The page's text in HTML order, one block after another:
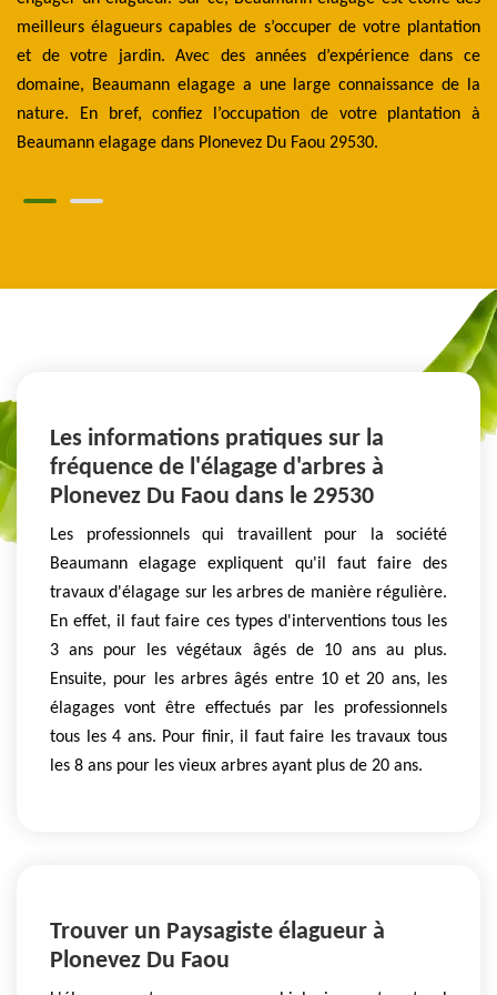
meilleurs élagueurs capables de s’occuper de votre plantation
et de votre jardin. Avec des années d’expérience dans ce
domaine, Beaumann elagage a une large connaissance de la
nature. En bref, confiez l’occupation de votre plantation à
Beaumann elagage dans Plonevez Du Faou 29530.
Les informations pratiques sur la
fréquence de l'élagage d'arbres à
Plonevez Du Faou dans le 29530
Les professionnels qui travaillent pour la société
Beaumann elagage expliquent qu'il faut faire des
travaux d'élagage sur les arbres de manière régulière.
En effet, il faut faire ces types d'interventions tous les
3 ans pour les végétaux âgés de 10 ans au plus.
Ensuite, pour les arbres âgés entre 10 et 20 ans, les
élagages vont être effectués par les professionnels
tous les 4 ans. Pour finir, il faut faire les travaux tous
les 8 ans pour les vieux arbres ayant plus de 20 ans.
Trouver un Paysagiste élagueur à
Plonevez Du Faou